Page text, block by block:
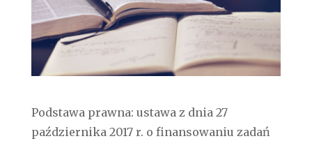
Podstawa prawna: ustawa z dnia 27
października 2017 r. o finansowaniu zadań